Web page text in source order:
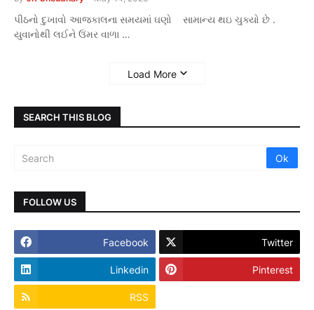
પીઠનો દુખાવો આજકાલના સમયમાં ઘણો સામાન્ય થઇ ચુક્યો છે .
યુવાનોથી લઈને ઉંમર વાળા …
Load More
SEARCH THIS BLOG
FOLLOW US
Facebook Twitter
Linkedin Pinterest
RSS